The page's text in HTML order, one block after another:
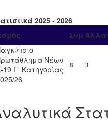
2025 - 2026
Συμ
Νέων
19 Γ΄ Κατηγορίας
26
8 3